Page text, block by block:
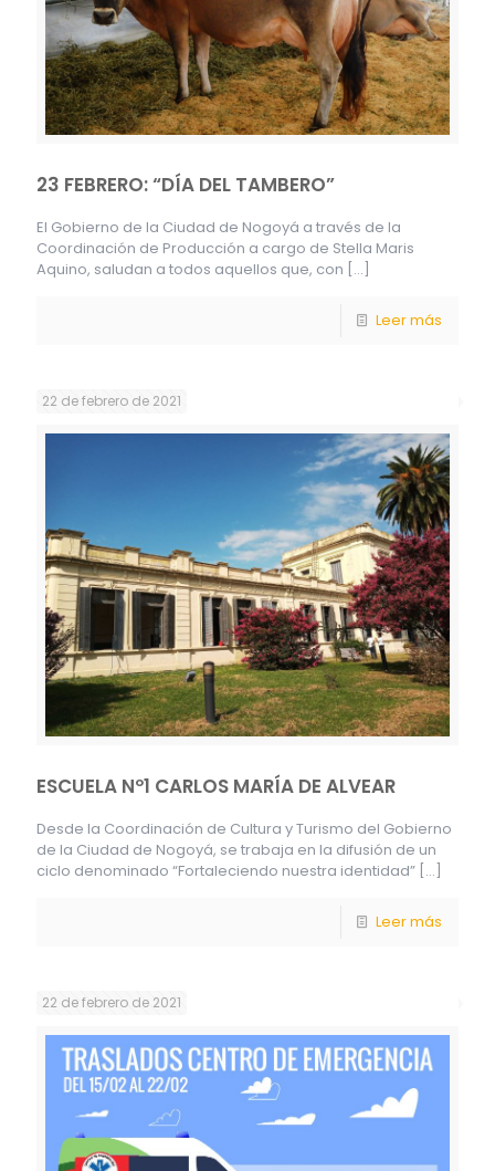
23 FEBRERO: “DÍA DEL TAMBERO”
El Gobierno de la Ciudad de Nogoyá a través de la
Coordinación de Producción a cargo de Stella Maris
Aquino, saludan a todos aquellos que, con […]
Leer más
22 de febrero de 2021
ESCUELA Nº1 CARLOS MARÍA DE ALVEAR
Desde la Coordinación de Cultura y Turismo del Gobierno
de la Ciudad de Nogoyá, se trabaja en la difusión de un
ciclo denominado “Fortaleciendo nuestra identidad” […]
Leer más
22 de febrero de 2021